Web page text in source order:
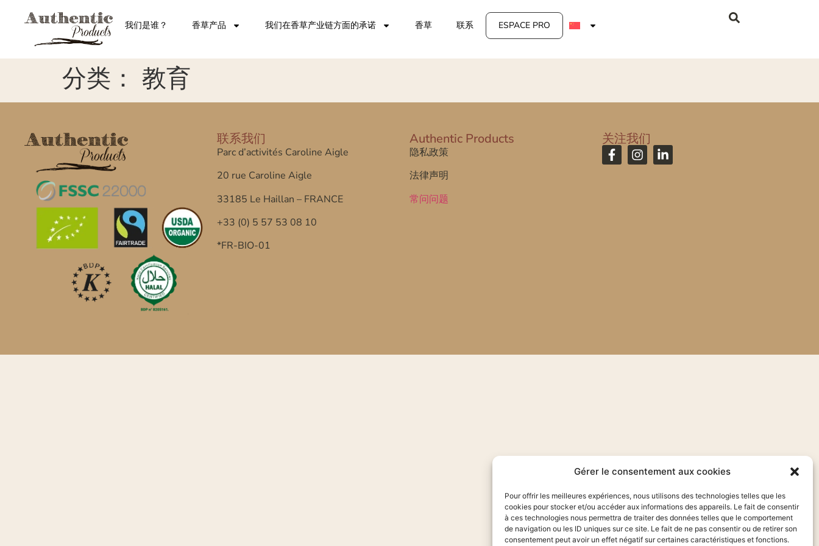
Gérer le consentement aux cookies
Pour offrir les meilleures expériences, nous utilisons des technologies telles que les
cookies pour stocker et/ou accéder aux informations des appareils. Le fait de consentir
à ces technologies nous permettra de traiter des données telles que le comportement
de navigation ou les ID uniques sur ce site. Le fait de ne pas consentir ou de retirer son
consentement peut avoir un effet négatif sur certaines caractéristiques et fonctions.
我们是谁？ 香草产品 我们在香草产业链方面的承诺 香草 联系 ESPACE PRO
分类： 教育
联系我们
Parc d’activités Caroline Aigle
20 rue Caroline Aigle
33185 Le Haillan – FRANCE
+33 (0) 5 57 53 08 10
*FR-BIO-01
Authentic Products
隐私政策
法律声明
常问问题
关注我们